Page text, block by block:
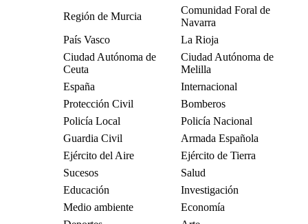
Región de Murcia
Comunidad Foral de
Navarra
País Vasco
La Rioja
Ciudad Autónoma de
Ceuta
Ciudad Autónoma de
Melilla
España
Internacional
Protección Civil
Bomberos
Policía Local
Policía Nacional
Guardia Civil
Armada Española
Ejército del Aire
Ejército de Tierra
Sucesos
Salud
Educación
Investigación
Medio ambiente
Economía